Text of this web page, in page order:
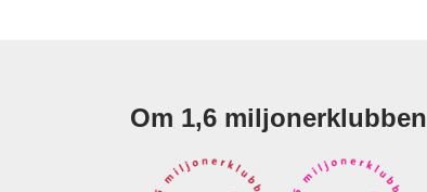
Om 1,6 miljonerklubben